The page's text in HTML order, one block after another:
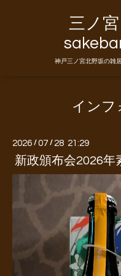
三ノ
神戸三ノ宮北野坂の雑
インフ
2026 /07 / 28 21:29
新政頒布会2026年